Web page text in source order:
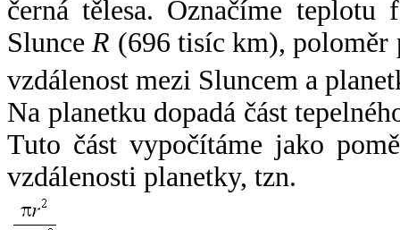
černá tělesa. Označíme
SlunceR (696 tisíc km),
vzdálenost mezi Sluncem a
Na planetku dopadá část
Tuto část vypočítáme jako
vzdálenosti planetky, tzn.